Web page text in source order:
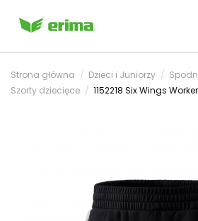
Strona główna Dzieci i Juniorzy
Szorty dziecięce
1152218 Six Wings